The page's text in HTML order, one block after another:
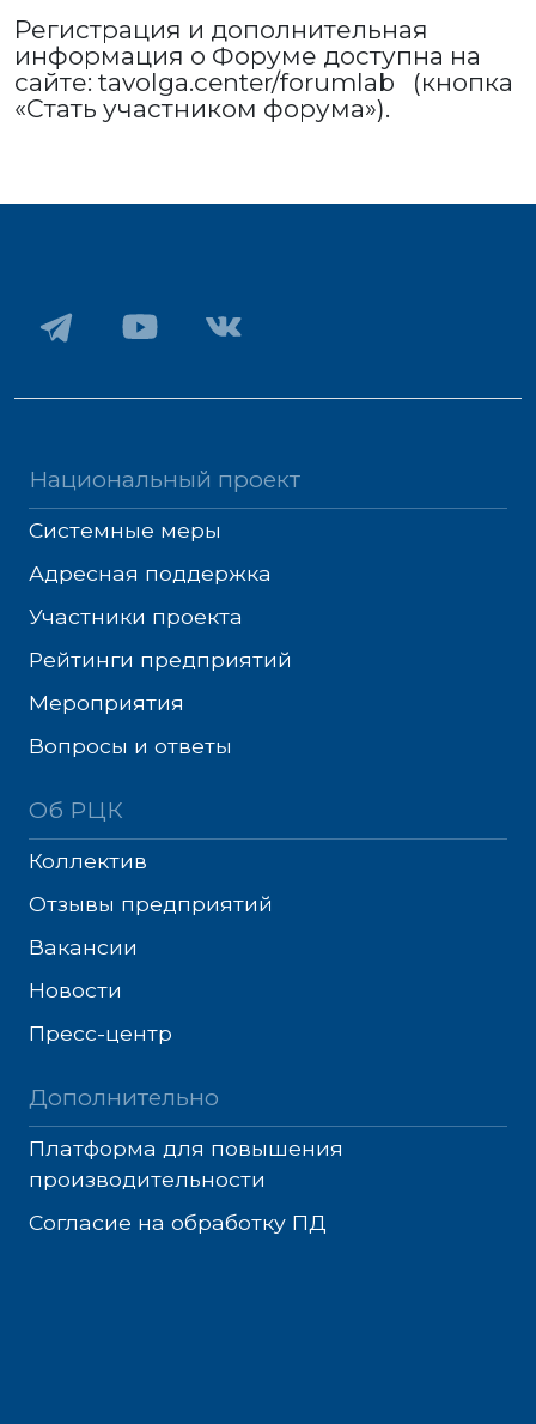
Регистрация и дополнительная
информация о Форуме доступна на
сайте: tavolga.center/forumlab (кнопка
«Стать участником форума»).
Национальный проект
Системные меры
Адресная поддержка
Участники проекта
Рейтинги предприятий
Мероприятия
Вопросы и ответы
Об РЦК
Коллектив
Отзывы предприятий
Вакансии
Новости
Пресс-центр
Дополнительно
Платформа для повышения
производительности
Согласие на обработку ПД